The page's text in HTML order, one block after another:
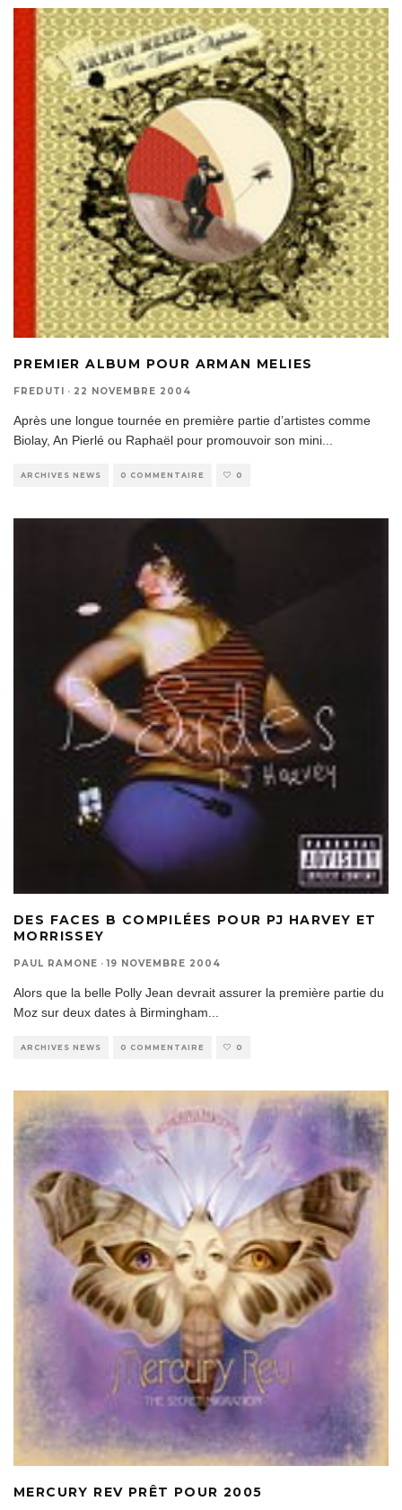
PREMIER ALBUM POUR ARMAN MELIES
FREDUTI · 22 NOVEMBRE 2004
Après une longue tournée en première partie d’artistes comme
Biolay, An Pierlé ou Raphaël pour promouvoir son mini...
ARCHIVES NEWS 0 COMMENTAIRE 0
DES FACES B COMPILÉES POUR PJ HARVEY ET
MORRISSEY
PAUL RAMONE · 19 NOVEMBRE 2004
Alors que la belle Polly Jean devrait assurer la première partie du
Moz sur deux dates à Birmingham...
ARCHIVES NEWS 0 COMMENTAIRE 0
MERCURY REV PRÊT POUR 2005